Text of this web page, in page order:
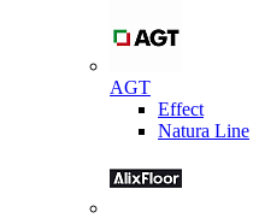
AGT
Effect
Natura Line